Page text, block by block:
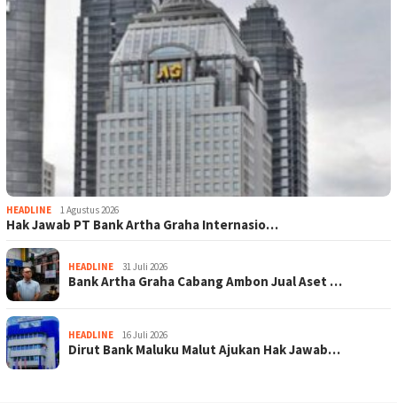
HEADLINE 1 Agustus 2026
Hak Jawab PT Bank Artha Graha Internasio…
HEADLINE 31 Juli 2026
Bank Artha Graha Cabang Ambon Jual Aset …
HEADLINE 16 Juli 2026
Dirut Bank Maluku Malut Ajukan Hak Jawab…